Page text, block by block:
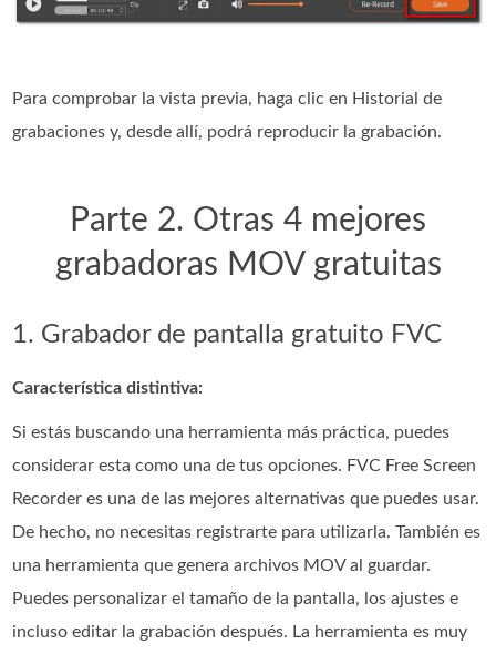
Para comprobar la vista previa, haga clic en Historial de
grabaciones y, desde allí, podrá reproducir la grabación.
Parte 2. Otras 4 mejores
grabadoras MOV gratuitas
1. Grabador de pantalla gratuito FVC
Característica distintiva:
Si estás buscando una herramienta más práctica, puedes
considerar esta como una de tus opciones. FVC Free Screen
Recorder es una de las mejores alternativas que puedes usar.
De hecho, no necesitas registrarte para utilizarla. También es
una herramienta que genera archivos MOV al guardar.
Puedes personalizar el tamaño de la pantalla, los ajustes e
incluso editar la grabación después. La herramienta es muy